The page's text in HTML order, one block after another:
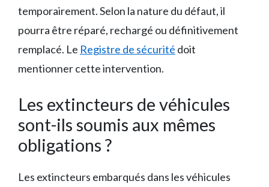
temporairement. Selon la nature du défaut, il
pourra être réparé, rechargé ou définitivement
remplacé. Le Registre de sécurité doit
mentionner cette intervention.
Les extincteurs de véhicules
sont-ils soumis aux mêmes
obligations ?
Les extincteurs embarqués dans les véhicules